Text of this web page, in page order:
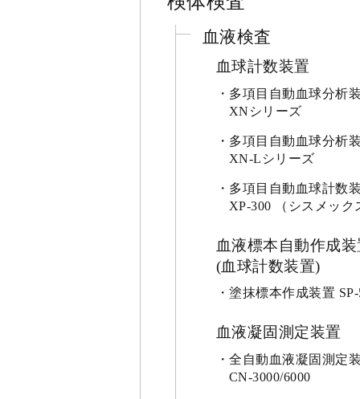
血液検査
血球計数装置
多項目自動血球分析
XNシリーズ
多項目自動血球分析
XN-Lシリーズ
多項目自動血球計数
XP-300 （シスメック
血液標本自動作成
(血球計数装置)
塗抹標本作成装置
血液凝固測定装置
全自動血液凝固測定
CN-3000/6000